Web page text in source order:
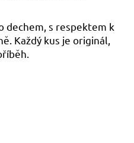
dechem, s respektem k
Každý kus je originál,